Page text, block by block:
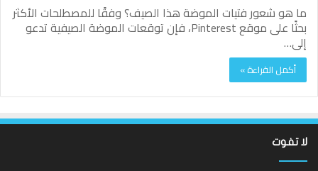
ما هو شعور فتيات الموضة هذا الصيف؟ وفقًا للمصطلحات الأكثر
بحثًا على موقع Pinterest، فإن توقعات الموضة الصيفية تدعو
إلى…
أكمل القراءة »
لا تفوت